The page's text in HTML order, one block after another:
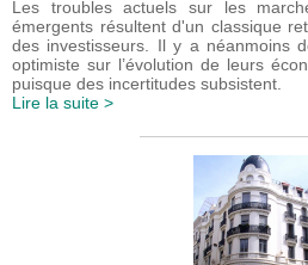
Les troubles actuels sur les
émergents résultent d'un classique
des investisseurs. Il y a néanmoins
optimiste sur l’évolution de leurs
puisque des incertitudes subsistent.
Lire la suite >